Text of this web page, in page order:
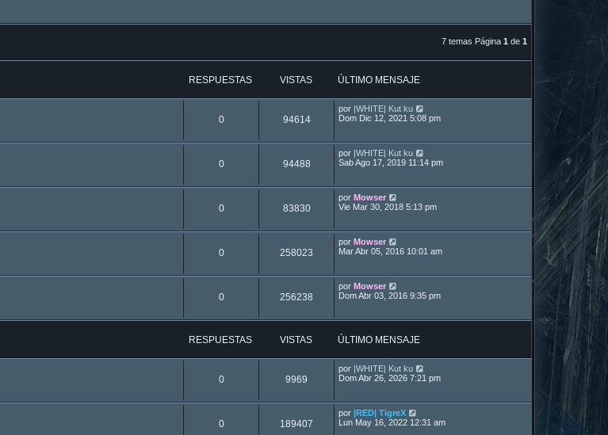
7 temas Página 1 de 1
RESPUESTAS VISTAS ÚLTIMO MENSAJE
0 94614
por |WHITE| Kut ku
Dom Dic 12, 2021 5:08 pm
0 94488
por |WHITE| Kut ku
Sab Ago 17, 2019 11:14 pm
0 83830
por Mowser
Vie Mar 30, 2018 5:13 pm
0 258023
por Mowser
Mar Abr 05, 2016 10:01 am
0 256238
por Mowser
Dom Abr 03, 2016 9:35 pm
RESPUESTAS VISTAS ÚLTIMO MENSAJE
0 9969
por |WHITE| Kut ku
Dom Abr 26, 2026 7:21 pm
0 189407
por
|RED| TigreX
Lun May 16, 2022 12:31 am